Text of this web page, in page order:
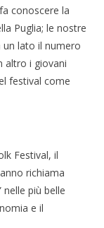
conoscere la
Puglia; le nostre
lato il numero
altro i giovani
festival come
Festival, il
richiama
più belle
e il